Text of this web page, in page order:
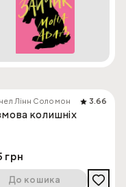
Лінн Соломон 3.66
колишніх
грн
До кошика